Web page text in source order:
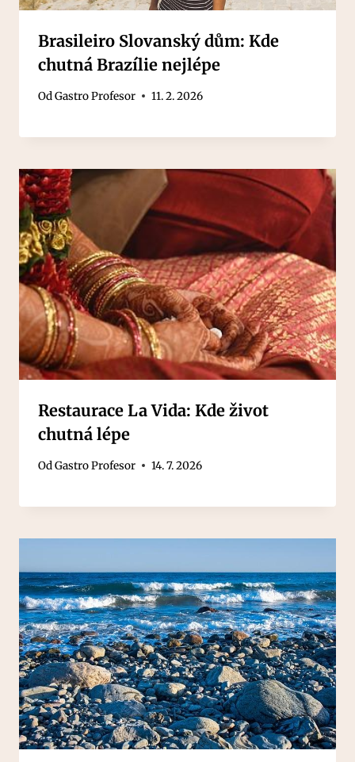
Brasileiro Slovanský dům: Kde
chutná Brazílie nejlépe
OdGastro Profesor 11. 2. 2026
Restaurace La Vida: Kde život
chutná lépe
OdGastro Profesor 14. 7. 2026